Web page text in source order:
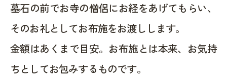
墓石の前でお寺の僧侶にお経をあげてもらい、
そのお礼としてお布施をお渡しします。
金額はあくまで目安。お布施とは本来、お気持
ちとしてお包みするものです。